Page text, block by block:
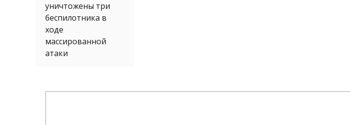
уничтожены три
беспилотника в
ходе
массированной
атаки